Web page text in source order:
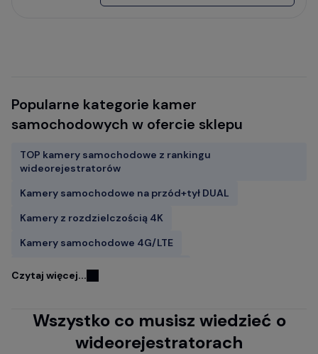
Popularne kategorie kamer
samochodowych w ofercie sklepu
TOP kamery samochodowe z rankingu
wideorejestratorów
Kamery samochodowe na przód+tył DUAL
Kamery z rozdzielczością 4K
Kamery samochodowe 4G/LTE
Kamery samochodowe FITCAMX
Wideorejestratory w lusterku wstecznym
Rejestratory jazdy z kamerą cofania
Czytaj więcej...
Wszystko co musisz wiedzieć o
wideorejestratorach